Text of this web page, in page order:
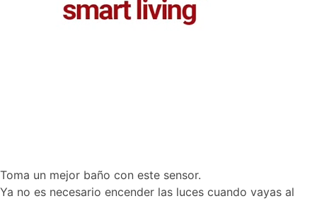
Toma un mejor baño con este sensor.
Ya no es necesario encender las luces cuando vayas al